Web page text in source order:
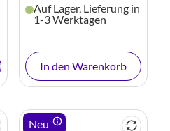
Auf Lager, Lieferung in
1-3 Werktagen
In den Warenkorb
Neu